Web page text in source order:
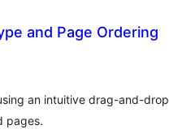
and Page Ordering
an intuitive drag-and-drop
pages.